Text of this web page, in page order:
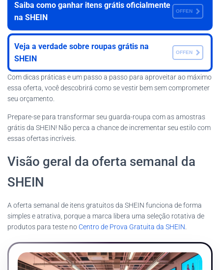
Saiba como ganhar itens grátis oficialmente
na SHEIN
OFFEN
Veja a verdade sobre roupas grátis na
SHEIN
OFFEN
Com dicas práticas e um passo a passo para aproveitar ao máximo
essa oferta, você descobrirá como se vestir bem sem comprometer
seu orçamento.
Prepare-se para transformar seu guarda-roupa com as amostras
grátis da SHEIN! Não perca a chance de incrementar seu estilo com
essas ofertas incríveis.
Visão geral da oferta semanal da
SHEIN
A oferta semanal de itens gratuitos da SHEIN funciona de forma
simples e atrativa, porque a marca libera uma seleção rotativa de
produtos para teste no Centro de Prova Gratuita da SHEIN